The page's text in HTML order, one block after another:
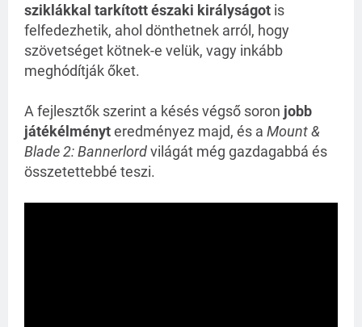
sziklákkal tarkított északi királyságot is
felfedezhetik, ahol dönthetnek arról, hogy
szövetséget kötnek-e velük, vagy inkább
meghódítják őket.
A fejlesztők szerint a késés végső soron jobb
játékélményteredményez majd, és a Mount &
Blade 2: Bannerlordvilágát még gazdagabbá és
összetettebbé teszi.